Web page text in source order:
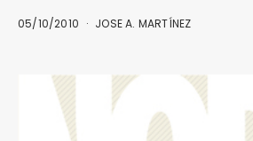
05/10/2010 JOSE A. MARTÍNEZ